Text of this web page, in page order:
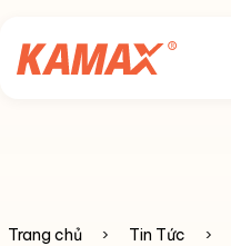
đến
nội
Trang chủ › Tin Tức ›